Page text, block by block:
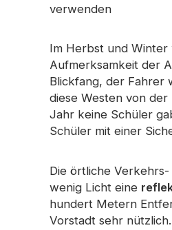
verwenden
Im Herbst und
Aufmerksamkeit der
Blickfang, der Fahrer
diese Westen von
Jahr keine Schüler
Schüler mit einer
Die örtliche
wenig Licht eine
hundert Metern
Vorstadt sehr nützlich.